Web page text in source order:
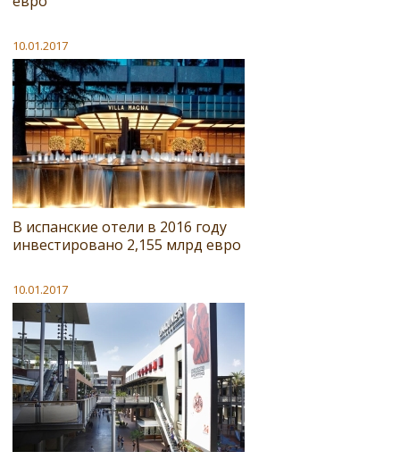
10.01.2017
В испанские отели в 2016 году
инвестировано 2,155 млрд евро
10.01.2017